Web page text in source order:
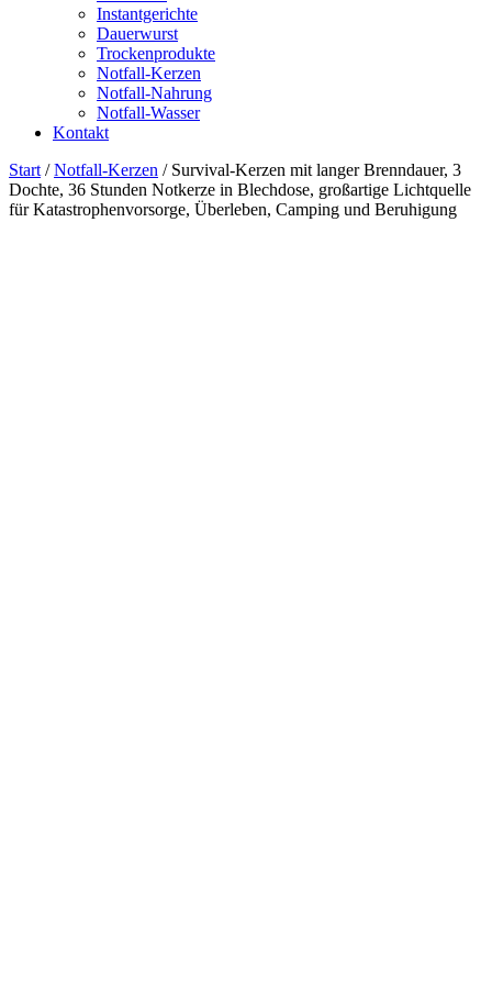
Instantgerichte
Dauerwurst
Trockenprodukte
Notfall-Kerzen
Notfall-Nahrung
Notfall-Wasser
Kontakt
Start /Notfall-Kerzen / Survival-Kerzen mit langer Brenndauer, 3
Dochte, 36 Stunden Notkerze in Blechdose, großartige Lichtquelle
für Katastrophenvorsorge, Überleben, Camping und Beruhigung